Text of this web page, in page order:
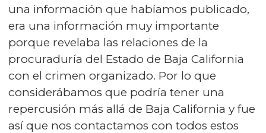
una información que habíamos publicado,
era una información muy importante
porque revelaba las relaciones de la
procuraduría del Estado de Baja California
con el crimen organizado. Por lo que
considerábamos que podría tener una
repercusión más allá de Baja California y fue
así que nos contactamos con todos estos